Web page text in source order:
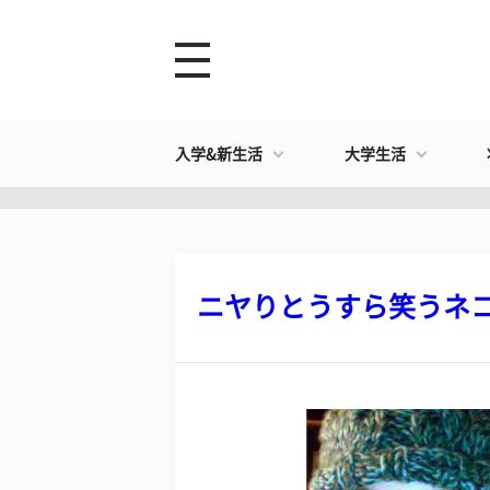
入学&新生活 大学生活
ニヤりとうすら笑うネ